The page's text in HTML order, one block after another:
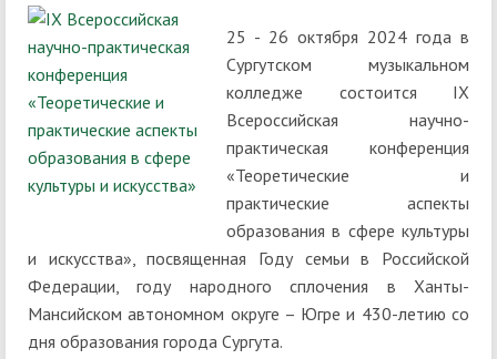
25 - 26 октября 2024 года в
Сургутском музыкальном
колледже состоится IX
Всероссийская научно-
практическая конференция
«Теоретические и
практические аспекты
образования в сфере культуры
и искусства», посвященная Году семьи в Российской
Федерации, году народного сплочения в Ханты-
Мансийском автономном округе – Югре и 430-летию со
дня образования города Сургута.